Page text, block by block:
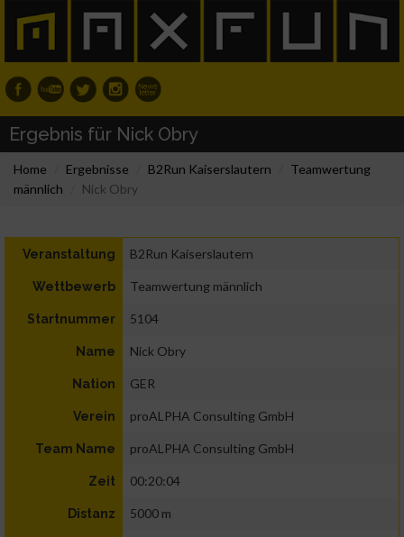
Ergebnis für Nick Obry
Home Ergebnisse B2Run Kaiserslautern
Teamwertung
männlich
Nick Obry
Veranstaltung B2Run Kaiserslautern
Wettbewerb Teamwertung männlich
Startnummer 5104
Name Nick Obry
Nation GER
Verein proALPHA Consulting GmbH
Team Name proALPHA Consulting GmbH
Zeit 00:20:04
Distanz 5000 m